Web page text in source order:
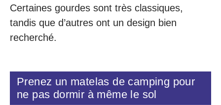
Certaines gourdes sont très classiques,
tandis que d’autres ont un design bien
recherché.
Prenez un matelas de camping pour
ne pas dormir à même le sol